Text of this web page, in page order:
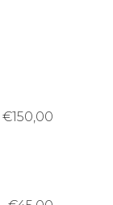
€150,00